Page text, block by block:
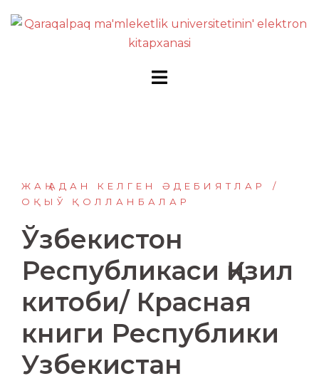
ЖАҢАДАН КЕЛГЕН ӘДЕБИЯТЛАР
ОҚЫЎ ҚОЛЛАНБАЛАР
Ўзбекистон
Республикаси Қизил
китоби/ Красная
книги Республики
Узбекистан